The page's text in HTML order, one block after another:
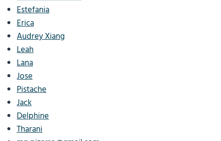
Estefania
Erica
Audrey Xiang
Leah
Lana
Jose
Pistache
Jack
Delphine
Tharani